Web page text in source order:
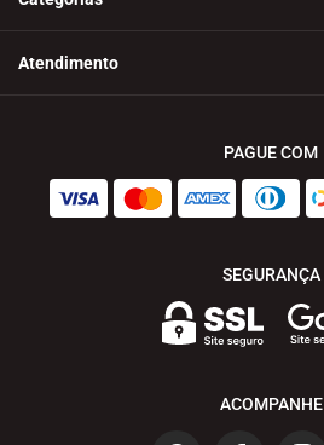
Atendimento
PAGUE COM
SEGURANÇA
ACOMPANHE